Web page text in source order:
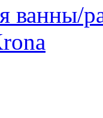
ванны/